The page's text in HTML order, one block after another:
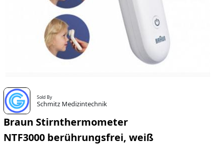
Sold By
Schmitz Medizintechnik
Braun Stirnthermometer
NTF3000 berührungsfrei, weiß